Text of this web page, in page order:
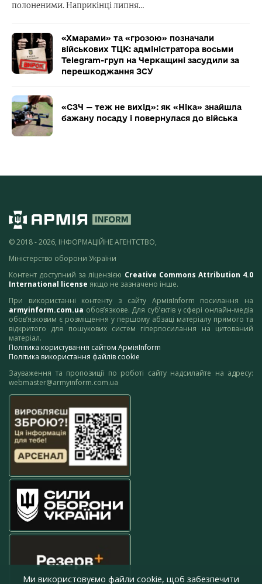
полоненими. Наприкінці липня…
«Хмарами» та «грозою» позначали
військових ТЦК: адміністратора восьми
Telegram-груп на Черкащині засудили за
перешкоджання ЗСУ
«СЗЧ — теж не вихід»: як «Ніка» знайшла
бажану посаду і повернулася до війська
© 2018 - 2026, ІНФОРМАЦІЙНЕ АГЕНТСТВО,
Міністерство оборони України
Контент доступний за ліцензією Creative Commons Attribution 4.0
International license якщо не зазначено інше.
При використанні контенту з сайту АрміяInform посилання на
armyinform.com.ua обов’язкове. Для суб’єктів у сфері онлайн-медіа
обов’язковим є розміщення у першому абзаці матеріалу прямого та
відкритого для пошукових систем гіперпосилання на цитований
матеріал.
Політика користування сайтом АрміяInform
Політика використання файлів cookie
Зауваження та пропозиції по роботі сайту надсилайте на адресу:
webmaster@armyinform.com.ua
Ми використовуємо файли cookie, щоб забезпечити